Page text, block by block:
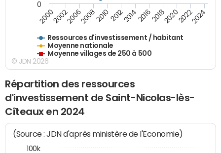
Ressources d'investissement / habitant
Moyenne nationale
Moyenne villages de 250 à 500
200020022006200820102012201420162018202020222024
0
© JDN 2026
Répartition des ressources
d'investissement de Saint-Nicolas-lès-
Cîteaux en 2024
(Source : JDN d'après ministère de l'Economie)
100k